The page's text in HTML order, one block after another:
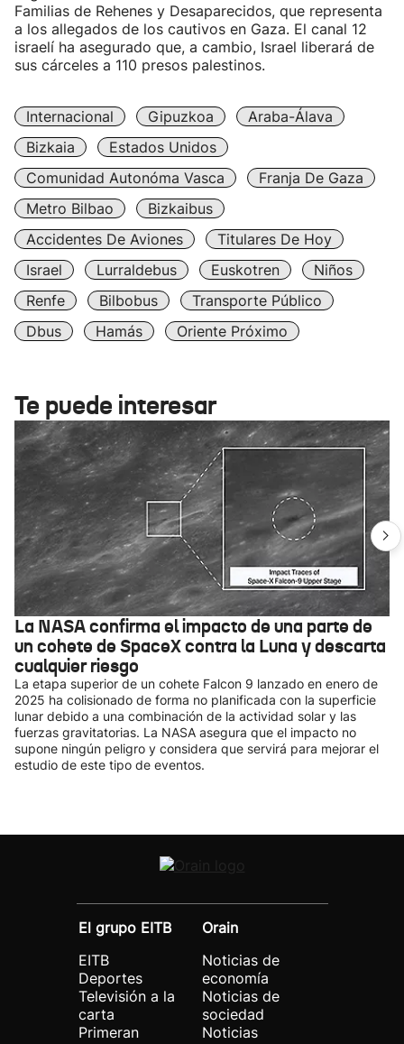
Familias de Rehenes y Desaparecidos, que representa
a los allegados de los cautivos en Gaza. El canal 12
israelí ha asegurado que, a cambio, Israel liberará de
sus cárceles a 110 presos palestinos.
Internacional Gipuzkoa
Araba-Álava
Bizkaia
Estados Unidos
Comunidad Autonóma Vasca
Franja De Gaza
Metro Bilbao
Bizkaibus
Accidentes De Aviones
Titulares De Hoy
Israel
Lurraldebus Euskotren
Niños
Renfe
Bilbobus
Transporte Público
Dbus
Hamás Oriente Próximo
Te puede interesar
La NASA confirma el impacto de una parte de
un cohete de SpaceX contra la Luna y descarta
cualquier riesgo
La etapa superior de un cohete Falcon 9 lanzado en enero de
2025 ha colisionado de forma no planificada con la superficie
lunar debido a una combinación de la actividad solar y las
fuerzas gravitatorias. La NASA asegura que el impacto no
supone ningún peligro y considera que servirá para mejorar el
estudio de este tipo de eventos.
El grupo EITB
EITB
Deportes
Televisión a la
carta
Primeran
Orain
Noticias de
economía
Noticias de
sociedad
Noticias